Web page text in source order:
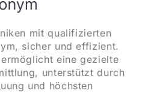
mit qualifizierten
sicher und effizient.
eine gezielte
unterstützt durch
und höchsten